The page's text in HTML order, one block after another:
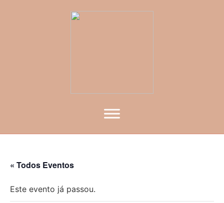
« Todos Eventos
Este evento já passou.